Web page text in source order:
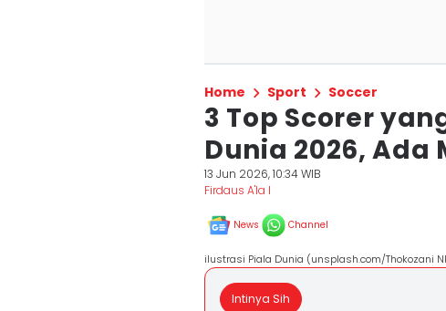
Home Sport Soccer
3 Top Scorer
Dunia 2026, Ada
13 Jun 2026, 10:34 WIB
Firdaus A'la I
News Channel
ilustrasi Piala Dunia (unsplash.com/Thokozani
Intinya Sih